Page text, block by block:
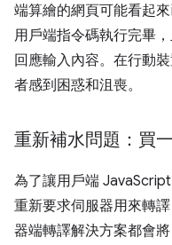
端算繪的網頁可能看起
用戶端指令碼執行完畢
回應輸入內容。在行動
者感到困惑和沮喪。
重新補水問題：買
為了讓用戶端
重新要求伺服器用來轉
器端轉譯解決方案都會